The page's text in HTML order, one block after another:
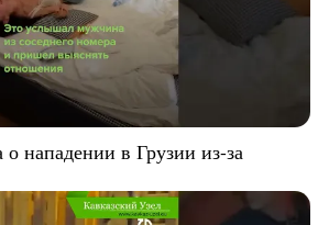
о нападении в Грузии из-за